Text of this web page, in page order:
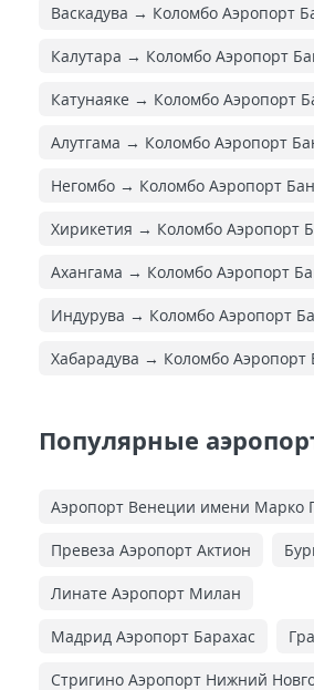
Васкадува → Коломбо Аэропорт
Калутара → Коломбо Аэропорт
Катунаяке → Коломбо Аэропорт
Алутгама → Коломбо Аэропорт
Негомбо → Коломбо Аэропорт
Хирикетия → Коломбо Аэропорт
Ахангама → Коломбо Аэропорт
Индурува → Коломбо Аэропорт
Хабарадува → Коломбо Аэропорт
Популярные
Аэропорт Венеции имени Марко
Превеза Аэропорт Актион
Линате Аэропорт Милан
Мадрид Аэропорт Барахас
Стригино Аэропорт Нижний